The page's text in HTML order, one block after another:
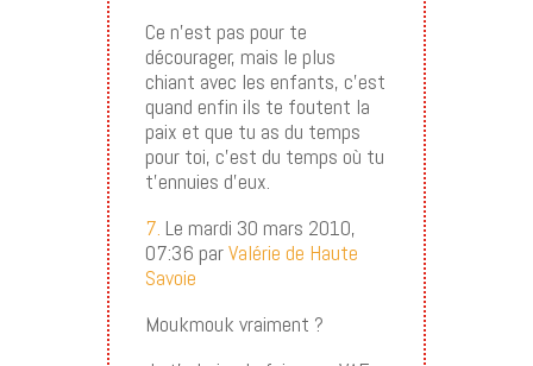
Ce n’est pas pour te
décourager, mais le plus
chiant avec les enfants, c’est
quand enfin ils te foutent la
paix et que tu as du temps
pour toi, c’est du temps où tu
t’ennuies d’eux.
7. Le mardi 30 mars 2010,
07:36 parValérie de Haute
Savoie
Moukmouk vraiment ?